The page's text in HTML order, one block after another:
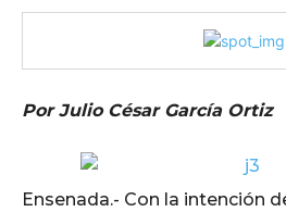
Por Julio César García Ortiz
Ensenada.- Con la intención